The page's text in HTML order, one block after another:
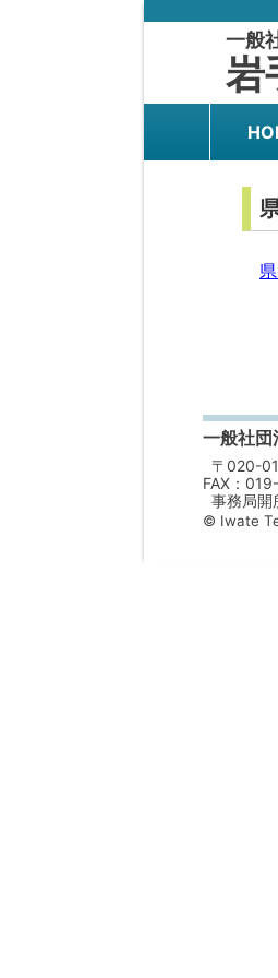
一般
岩
一般社団
〒020-
FAX：
事務局
© Iwate